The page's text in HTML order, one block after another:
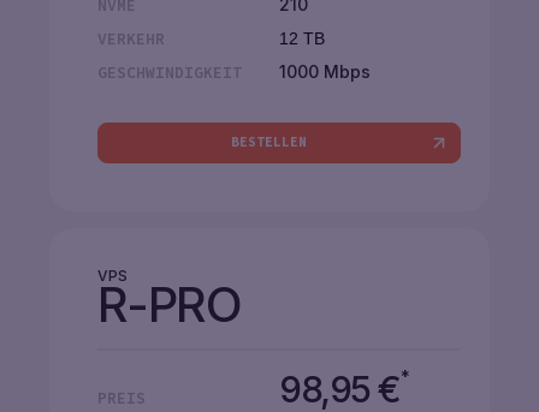
NVME
210
VERKEHR
12 TB
GESCHWINDIGKEIT 1000 Mbps
BESTELLEN
VPS
R-PRO
PREIS 98,95€*